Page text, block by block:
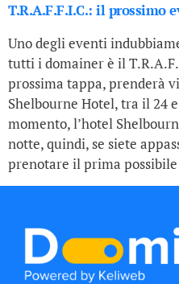
T.R.A.F.F.I.C.: il prossimo
Uno degli eventi
tutti i domainer è il
prossima tappa, prenderà
Shelbourne Hotel, tra il 24
momento, l’hotel
notte, quindi, se siete
prenotare il prima